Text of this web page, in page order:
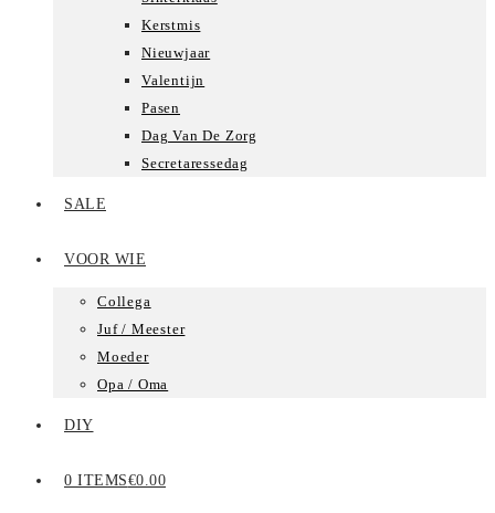
Kerstmis
Nieuwjaar
Valentijn
Pasen
Dag Van De Zorg
Secretaressedag
SALE
VOOR WIE
Collega
Juf / Meester
Moeder
Opa / Oma
DIY
0 ITEMS€0.00